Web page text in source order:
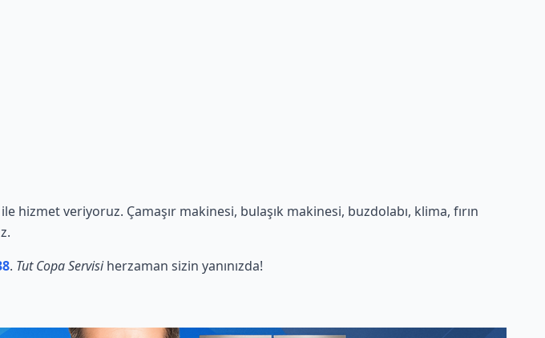
veriyoruz. Çamaşır makinesi, bulaşık makinesi, buzdolabı, klima, fırın
. Tut Copa Servisiherzaman sizin yanınızda!